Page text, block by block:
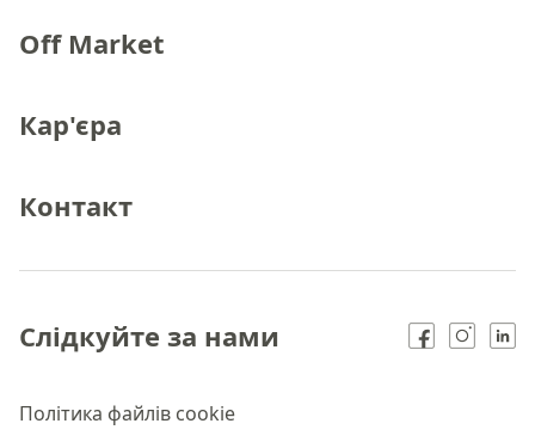
Off Market
Кар'єра
Контакт
Політика файлів cookie
Слідкуйте за нами